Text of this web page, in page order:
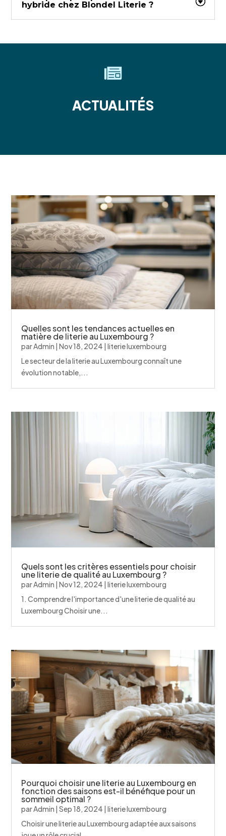
hybride chez Blondel Literie ?
ACTUALITÉS
Quelles sont les tendances actuelles en
matière de literie au Luxembourg ?
parAdmin |Nov 18, 2024 |literie luxembourg
Le secteur de la literie au Luxembourg connaît une
évolution notable,...
Quels sont les critères essentiels pour choisir
une literie de qualité au Luxembourg ?
parAdmin |Nov 12, 2024 |literie luxembourg
1. Comprendre l'importance d'une literie de qualité au
Luxembourg Choisir une...
Pourquoi choisir une literie au Luxembourg en
fonction des saisons est-il bénéfique pour un
sommeil optimal ?
parAdmin |Sep 18, 2024 |literie luxembourg
Choisir une literie au Luxembourg adaptée aux saisons